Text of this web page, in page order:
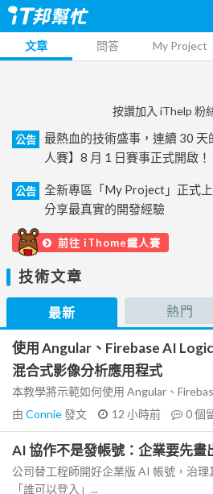
文章 問答 My Project
按讚加入 iThelp 粉
公告
最熱血的技術盛事，連續 30
人賽】8 月 1 日賽事正式開啟！
公告
全新專區「My Project」正式
分享最真實的開發經驗
前往 iThome鐵人賽
技術文章
最新 熱門
使用 Angular、Firebase AI
混合式影像分析應用程式
本教學將示範如何使用 Angular、
由 Connie發文 12 小時前 0個
AI 協作不是發帳號：企業要先畫
公司替工程師開好企業版 AI 帳號，治
「誰可以登入」...